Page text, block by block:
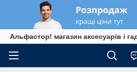
Альфастор! магазин аксесуарів і